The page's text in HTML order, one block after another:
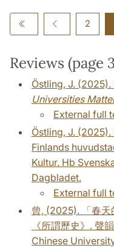
2
Reviews (page
Östling, J.
Universities
External full
Östling, J.
Finlands
Kultur. Hb
Dagbladet.
External full
曾, (2025). 「春天
《所謂歷史》. 聲
Chinese